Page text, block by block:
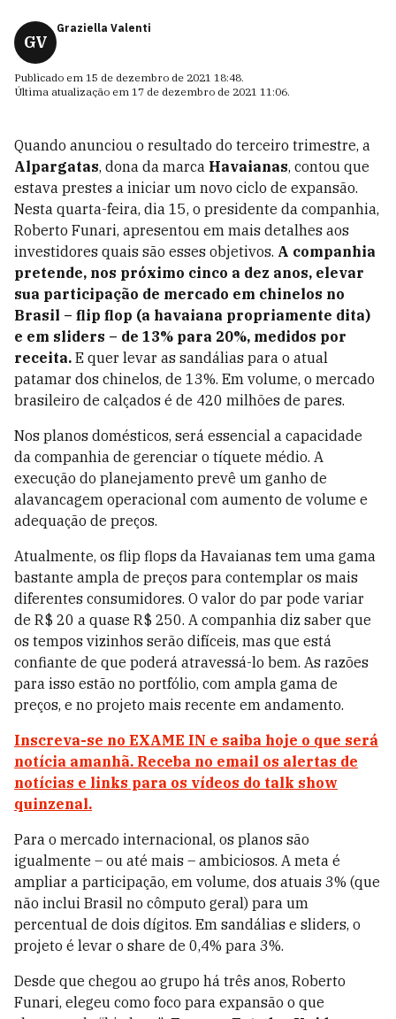
GV
Graziella Valenti
Publicado em 15 de dezembro de 2021 18:48.
Última atualização em 17 de dezembro de 2021 11:06.
Quando anunciou o resultado do terceiro trimestre, a
Alpargatas, dona da marca Havaianas, contou que
estava prestes a iniciar um novo ciclo de expansão.
Nesta quarta-feira, dia 15, o presidente da companhia,
Roberto Funari, apresentou em mais detalhes aos
investidores quais são esses objetivos. A companhia
pretende, nos próximo cinco a dez anos, elevar
sua participação de mercado em chinelos no
Brasil – flip flop (a havaiana propriamente dita)
e em sliders – de 13% para 20%, medidos por
receita. E quer levar as sandálias para o atual
patamar dos chinelos, de 13%. Em volume, o mercado
brasileiro de calçados é de 420 milhões de pares.
Nos planos domésticos, será essencial a capacidade
da companhia de gerenciar o tíquete médio. A
execução do planejamento prevê um ganho de
alavancagem operacional com aumento de volume e
adequação de preços.
Atualmente, os flip flops da Havaianas tem uma gama
bastante ampla de preços para contemplar os mais
diferentes consumidores. O valor do par pode variar
de R$ 20 a quase R$ 250. A companhia diz saber que
os tempos vizinhos serão difíceis, mas que está
confiante de que poderá atravessá-lo bem. As razões
para isso estão no portfólio, com ampla gama de
preços, e no projeto mais recente em andamento.
Inscreva-se no EXAME IN e saiba hoje o que será
notícia amanhã. Receba no email os alertas de
notícias e links para os vídeos do talk show
quinzenal.
Para o mercado internacional, os planos são
igualmente – ou até mais – ambiciosos. A meta é
ampliar a participação, em volume, dos atuais 3% (que
não inclui Brasil no cômputo geral) para um
percentual de dois dígitos. Em sandálias e sliders, o
projeto é levar o share de 0,4% para 3%.
Desde que chegou ao grupo há três anos, Roberto
Funari, elegeu como foco para expansão o que